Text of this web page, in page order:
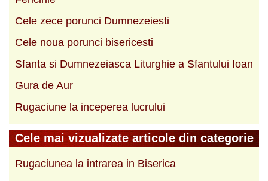
Cele zece porunci Dumnezeiesti
Cele noua porunci bisericesti
Sfanta si Dumnezeiasca Liturghie a Sfantului Ioan
Gura de Aur
Rugaciune la inceperea lucrului
Cele mai vizualizate articole din categorie
Rugaciunea la intrarea in Biserica